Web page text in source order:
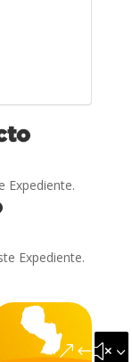
Expediente.
Expediente.